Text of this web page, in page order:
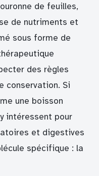
de feuilles,
de nutriments et
sous forme de
des règles
conservation. Si
une boisson
intéressent pour
et digestives
spécifique : la